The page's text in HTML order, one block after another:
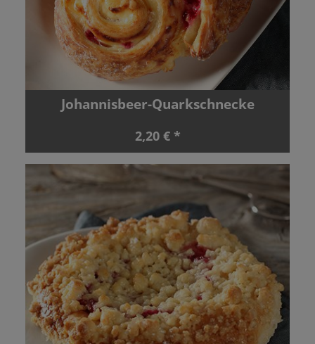
Johannisbeer-Quarkschnecke
2,20 € *